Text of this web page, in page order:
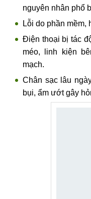
nguyên nhân phổ
Lỗi do phần mềm,
Điện thoại bị tác
méo, linh kiện
mạch.
Chân sạc lâu
bụi, ẩm ướt gây